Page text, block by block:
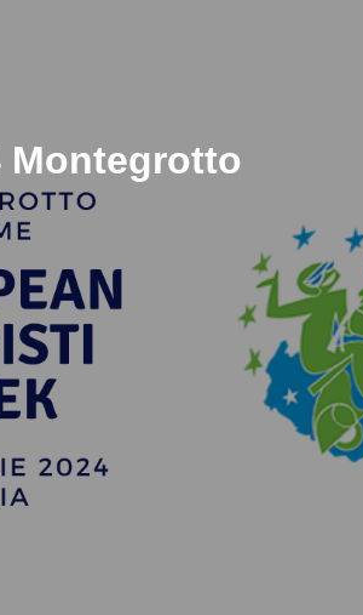
Montegrotto